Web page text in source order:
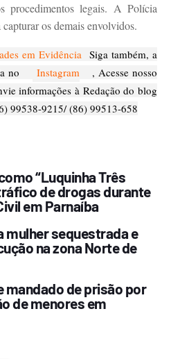
procedimentos legais. A Polícia
os demais envolvidos.
em EvidênciaSiga também, a
no
Instagram, Acesse nosso
informações à Redação do blog
99538-9215/ (86) 99513-658
“Luquinha Três
de drogas durante
em Parnaíba
mulher sequestrada e
na zona Norte de
mandado de prisão por
de menores em